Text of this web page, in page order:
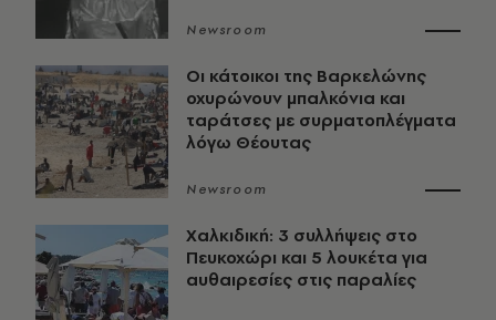
Newsroom
Οι κάτοικοι της Βαρκελώνης
οχυρώνουν μπαλκόνια και
ταράτσες με συρματοπλέγματα
λόγω Θέουτας
Newsroom
Χαλκιδική: 3 συλλήψεις στο
Πευκοχώρι και 5 λουκέτα για
αυθαιρεσίες στις παραλίες